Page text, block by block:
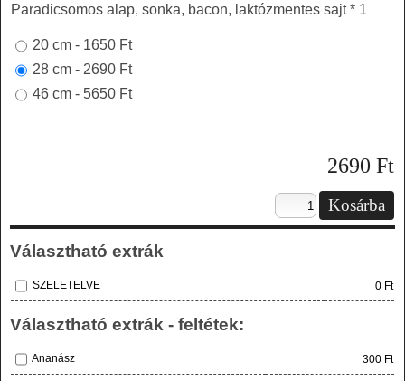
Paradicsomos alap, sonka, bacon, laktózmentes sajt * 1
20 cm - 1650 Ft
28 cm - 2690 Ft
46 cm - 5650 Ft
2690 Ft
Választható extrák
SZELETELVE 0 Ft
Választható extrák - feltétek:
Ananász 300 Ft